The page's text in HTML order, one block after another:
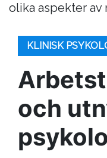
olika aspekter
KLINISK
och